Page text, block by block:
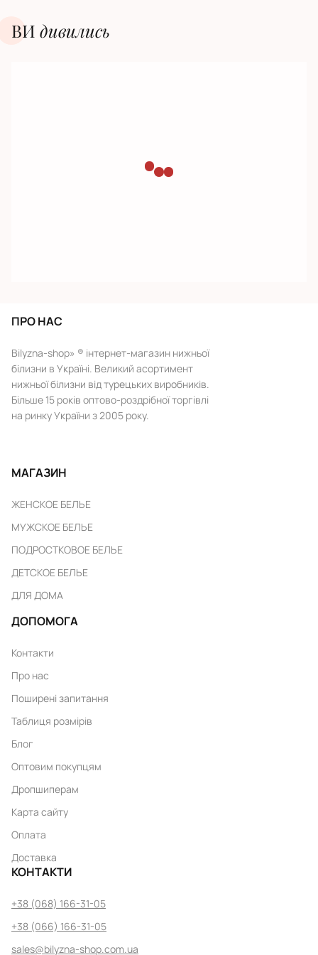
ВИ дивилиcь
ПРО НАС
Bilyzna-shop» ® інтернет-магазин нижньої
білизни в Україні. Великий асортимент
нижньої білизни від турецьких виробників.
Більше 15 років оптово-роздрібної торгівлі
на ринку України з 2005 року.
МАГАЗИН
ЖЕНСКОЕ БЕЛЬЕ
МУЖСКОЕ БЕЛЬЕ
ПОДРОСТКОВОЕ БЕЛЬЕ
ДЕТСКОЕ БЕЛЬЕ
ДЛЯ ДОМА
ДОПОМОГА
Контакти
Про нас
Поширені запитання
Таблиця розмірів
Блог
Оптовим покупцям
Дропшиперам
Карта сайту
Оплата
Доставка
КОНТАКТИ
+38 (068) 166-31-05
+38 (066) 166-31-05
sales@bilyzna-shop.com.ua